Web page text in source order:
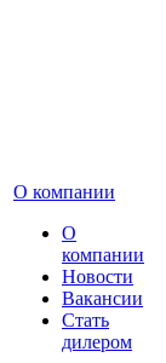
О компании
О
компании
Новости
Вакансии
Стать
дилером